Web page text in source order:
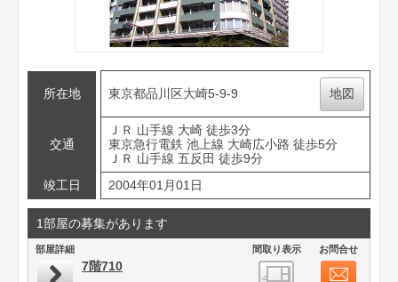
所在地 東京都品川区大崎5-9-9 地図
交通
ＪＲ 山手線 大崎 徒歩3分
東京急行電鉄 池上線 大崎広小路 徒歩5分
ＪＲ 山手線 五反田 徒歩9分
竣工日
2004年01月01日
1部屋の募集があります
部屋詳細 間取り表示 お問合せ
7階710